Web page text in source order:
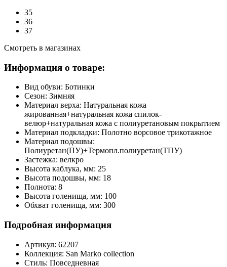
35
36
37
Смотреть в магазинах
Информация о товаре:
Вид обуви: Ботинки
Сезон: Зимняя
Материал верха: Натуральная кожа
жированная+натуральная кожа спилок-
велюр+натуральная кожа с полиуретановым покрытием
Материал подкладки: Полотно ворсовое трикотажное
Материал подошвы:
Полиуретан(ПУ)+Термопл.полиуретан(ТПУ)
Застежка: велкро
Высота каблука, мм: 25
Высота подошвы, мм: 18
Полнота: 8
Высота голенища, мм: 100
Обхват голенища, мм: 300
Подробная информация
Артикул: 62207
Коллекция: San Marko collection
Стиль: Повседневная